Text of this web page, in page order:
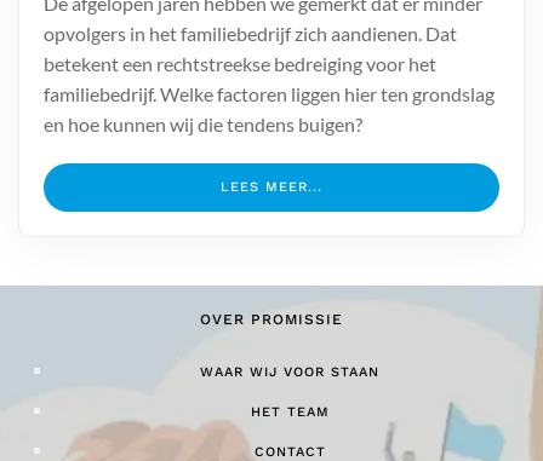
opvolgers in het familiebedrijf zich aandienen. Dat
betekent een rechtstreekse bedreiging voor het
familiebedrijf. Welke factoren liggen hier ten grondslag
en hoe kunnen wij die tendens buigen?
LEES MEER...
OVER PROMISSIE
WAAR WIJ VOOR STAAN
HET TEAM
CONTACT